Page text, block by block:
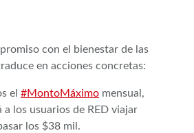
con el bienestar de las
en acciones concretas:
el #MontoMáximo mensual,
los usuarios de RED viajar
los $38 mil.